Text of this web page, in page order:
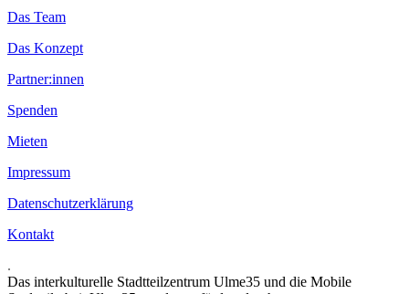
Das Team
Das Konzept
Partner:innen
Spenden
Mieten
Impressum
Datenschutzerklärung
Kontakt
.
Das interkulturelle Stadtteilzentrum Ulme35 und die Mobile